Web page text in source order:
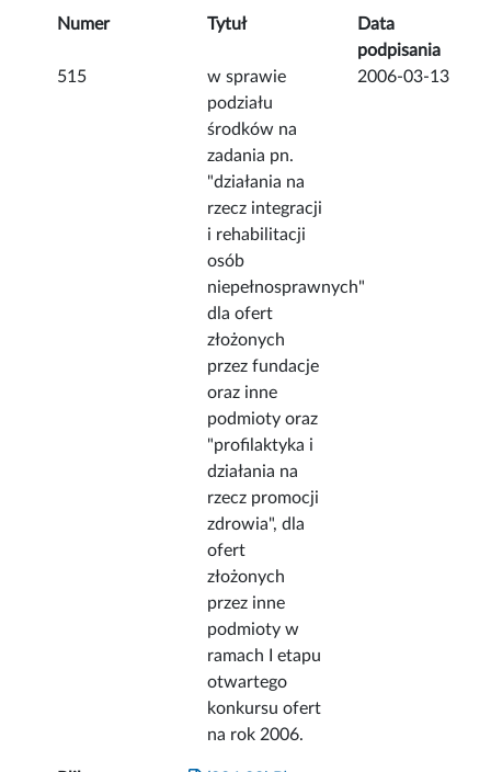
Numer Tytuł
Data
podpisania
515
w sprawie
podziału
środków na
zadania pn.
"działania na
rzecz integracji
i rehabilitacji
osób
niepełnosprawnych"
dla ofert
złożonych
przez fundacje
oraz inne
podmioty oraz
"profilaktyka i
działania na
rzecz promocji
zdrowia", dla
ofert
złożonych
przez inne
podmioty w
ramach I etapu
otwartego
konkursu ofert
na rok 2006.
2006-03-13